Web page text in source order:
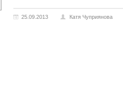
25.09.2013 Катя Чуприянова